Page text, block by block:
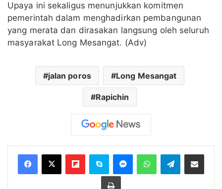
Upaya ini sekaligus menunjukkan komitmen
pemerintah dalam menghadirkan pembangunan
yang merata dan dirasakan langsung oleh seluruh
masyarakat Long Mesangat. (Adv)
jalan poros Long Mesangat
Rapichin
FlipboardSkype MessengerWhatsAppTelegramBagikan melalui Email
Cetak